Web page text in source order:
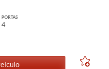
PORTAS
4